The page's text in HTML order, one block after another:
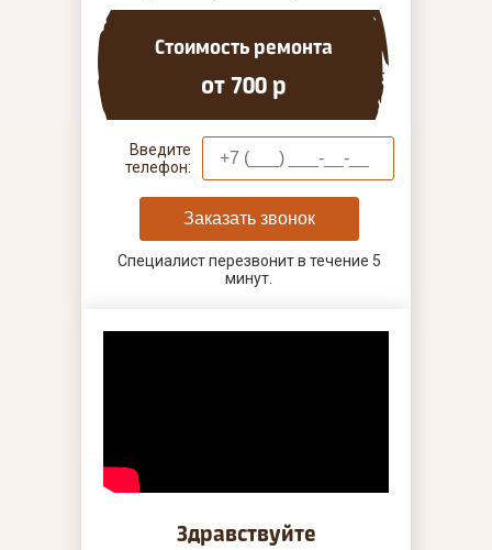
Стоимость ремонта
от 700 р
Введите
телефон:
Заказать звонок
Специалист перезвонит в течение 5
минут.
Здравствуйте